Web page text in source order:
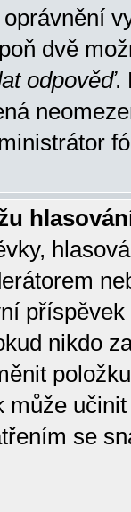
dvě
odpověď.
nikdo
může
se